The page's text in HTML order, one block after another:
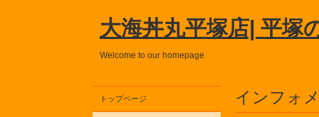
大海丼丸平塚店| 平塚
Welcome to our homepage
インフォ
トップページ